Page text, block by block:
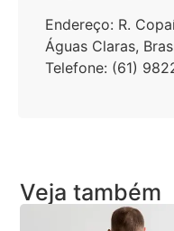
Endereço: R.
Águas Claras,
Telefone: (61)
Veja também